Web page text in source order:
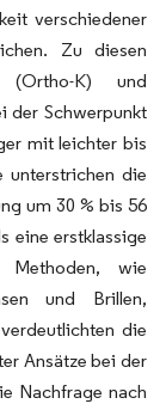
verschiedener
Zu diesen
(Ortho-K) und
der Schwerpunkt
mit leichter bis
unterstrichen die
um 30 % bis 56
eine erstklassige
Methoden, wie
und Brillen,
die
Ansätze bei der
Nachfrage nach